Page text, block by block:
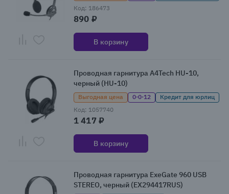
Код: 186473
890 ₽
В корзину
Проводная гарнитура A4Tech HU-10,
черный (HU-10)
Выгодная цена 0·0·12
Кредит для юрлиц
Код: 1057740
1 417 ₽
В корзину
Проводная гарнитура ExeGate 960 USB
STEREO, черный (EX294417RUS)